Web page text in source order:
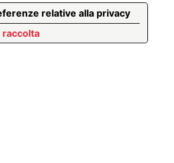
raccolta
relative alla privacy